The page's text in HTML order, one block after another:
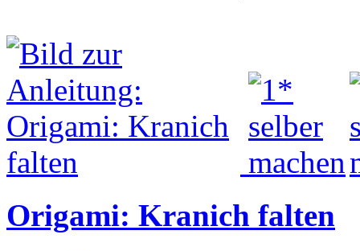
Origami: Kranich falten